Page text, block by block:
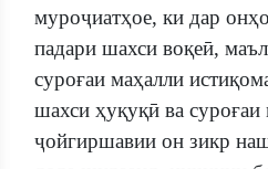
муроҷиатҳое, ки дар
падари шахси воқеӣ,
суроғаи маҳалли
шахси ҳуқуқӣ ва суроғаи
ҷойгиршавии он зикр